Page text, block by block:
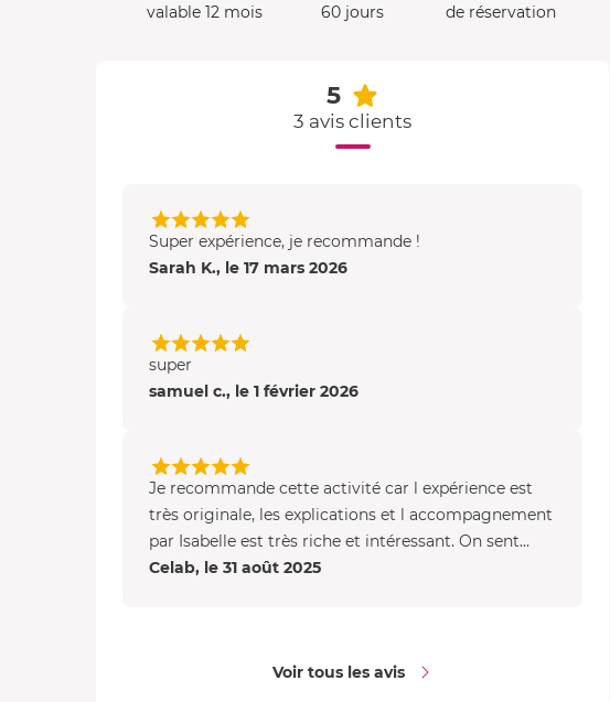
valable 12 mois
60 jours
de réservation
5
3 avis clients
Super expérience, je recommande !
Sarah K., le 17 mars 2026
super
samuel c., le 1 février 2026
Je recommande cette activité car l expérience est
très originale, les explications et l accompagnement
par Isabelle est très riche et intéressant. On sent...
Celab, le 31 août 2025
Voir tous les avis